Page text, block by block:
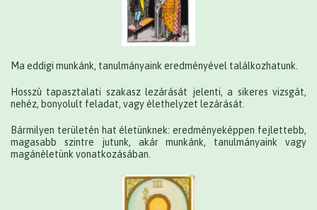
Ma eddigi munkánk, tanulmányaink eredményével találkozhatunk.
Hosszú tapasztalati szakasz lezárását jelenti, a sikeres vizsgát,
nehéz, bonyolult feladat, vagy élethelyzet lezárását.
Bármilyen területén hat életünknek: eredményeképpen fejlettebb,
magasabb szintre jutunk, akár munkánk, tanulmányaink vagy
magánéletünk vonatkozásában.